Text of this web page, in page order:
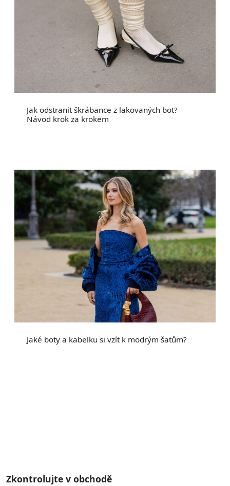
Jak odstranit škrábance z lakovaných bot?
Návod krok za krokem
Jaké boty a kabelku si vzít k modrým šatům?
Zkontrolujte v obchodě